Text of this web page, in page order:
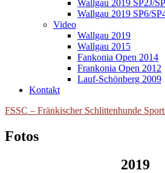
Wallgau 2019 SP2J/
Wallgau 2019 SP6/
Video
Wallgau 2019
Wallgau 2015
Fankonia Open 2014
Frankonia Open 2012
Lauf-Schönberg 2009
Kontakt
FSSC – Fränkischer Schlittenhunde
Fotos
2019